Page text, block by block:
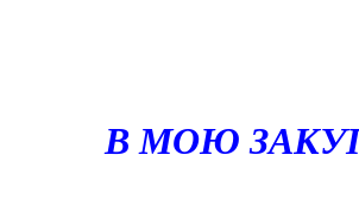
В МОЮ